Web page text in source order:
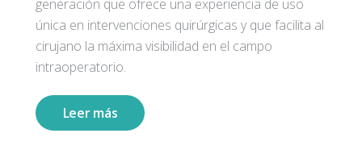
generación que ofrece una experiencia de uso
única en intervenciones quirúrgicas y que facilita al
cirujano la máxima visibilidad en el campo
intraoperatorio.
Leer más